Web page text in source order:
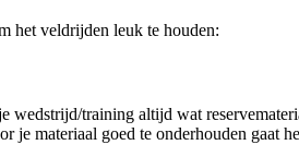
het veldrijden leuk te houden:
wedstrijd/training altijd wat
je materiaal goed te onderhouden gaat